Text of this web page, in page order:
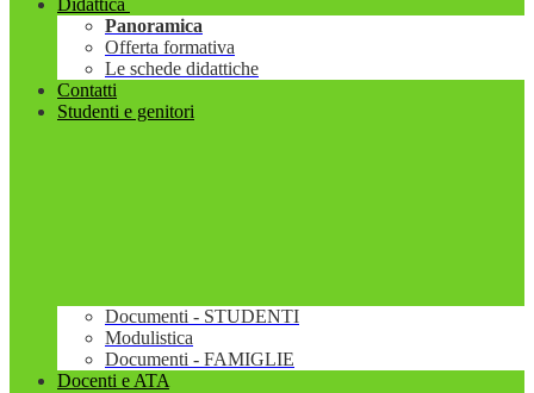
Didattica
Panoramica
Offerta formativa
Le schede didattiche
Contatti
Studenti e genitori
Documenti - STUDENTI
Modulistica
Documenti - FAMIGLIE
Docenti e ATA